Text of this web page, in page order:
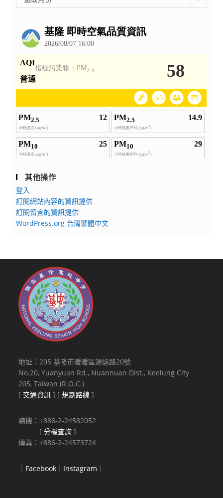
整
其他操作
登入
訂閱網站內容的資訊提供
訂閱留言的資訊提供
WordPress.org 台灣繁體中文
地址：205 基隆市暖暖區源遠路20號
No.20, Yuanyuan Rd., Nuannuan Dist., Keelung City
205, Taiwan (R.O.C.)
[ 交通資訊 ] [規劃路線 ]
總機：+886-2-24582052
[分機查詢 ]
傳真：+886-2-24573724
｜ Facebook ｜ Instagram ｜